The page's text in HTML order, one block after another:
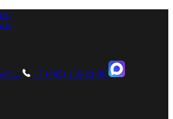
+7 (495) 136-23-00